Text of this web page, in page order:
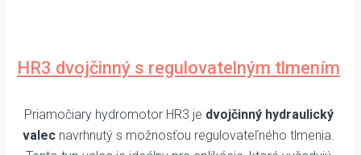
HR3 dvojčinný s regulovatelným tlmením
Priamočiary hydromotor HR3 je dvojčinný hydraulický
valec navrhnutý s možnosťou regulovateľného tlmenia.